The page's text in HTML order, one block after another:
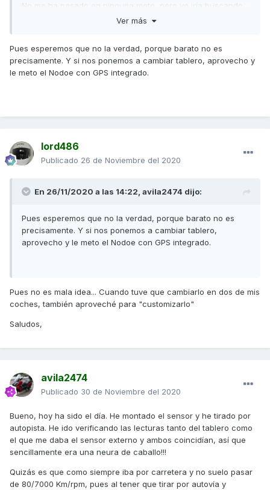
No me ha pasado en ninguna moto, pero yo iría buscando
un cuadro completo en un desguace.
Ver más
Pues esperemos que no la verdad, porque barato no es
precisamente. Y si nos ponemos a cambiar tablero, aprovecho y
le meto el Nodoe con GPS integrado.
lord486
Publicado 26 de Noviembre del 2020
En 26/11/2020 a las 14:22, avila2474 dijo:
Pues esperemos que no la verdad, porque barato no es
precisamente. Y si nos ponemos a cambiar tablero,
aprovecho y le meto el Nodoe con GPS integrado.
Pues no es mala idea... Cuando tuve que cambiarlo en dos de mis
coches, también aproveché para "customizarlo"
Saludos,
avila2474
Publicado 30 de Noviembre del 2020
Bueno, hoy ha sido el día. He montado el sensor y he tirado por
autopista. He ido verificando las lecturas tanto del tablero como
el que me daba el sensor externo y ambos coincidían, así que
sencillamente era una neura de caballo!!!
Quizás es que como siempre iba por carretera y no suelo pasar
de 80/7000 Km/rpm, pues al tener que tirar por autovía y